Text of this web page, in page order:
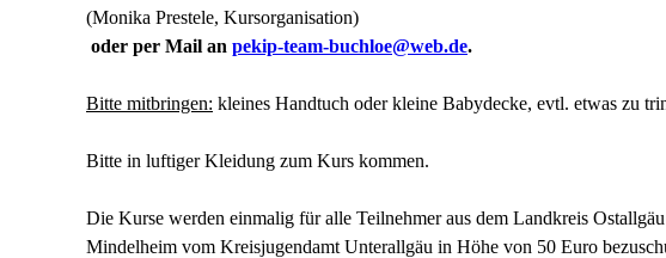
(Monika Prestele, Kursorganisation)
oder per Mail an pekip-team-buchloe@web.de.
Bitte mitbringen: kleines Handtuch oder kleine Babydecke, evtl. etwas zu
Bitte in luftiger Kleidung zum Kurs kommen.
Die Kurse werden einmalig für alle Teilnehmer aus dem Landkreis
Mindelheim vom Kreisjugendamt Unterallgäu in Höhe von 50 Euro